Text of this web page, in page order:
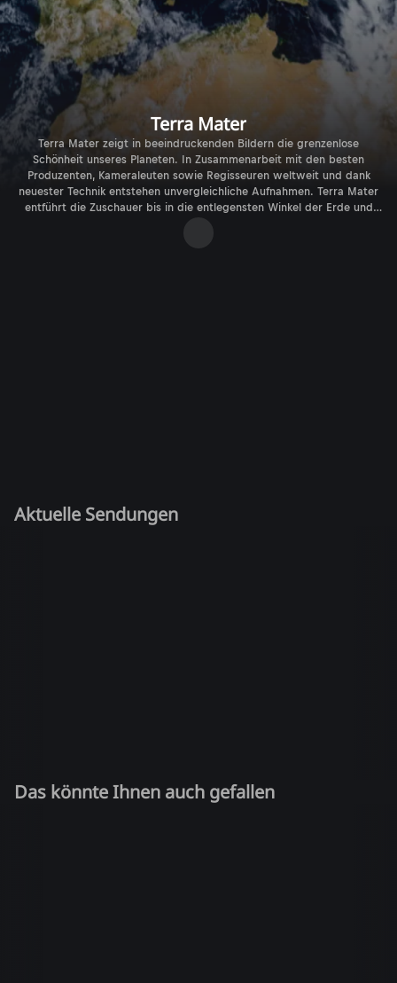
Terra Mater
Terra Mater zeigt in beeindruckenden Bildern die grenzenlose
Schönheit unseres Planeten. In Zusammenarbeit mit den besten
Produzenten, Kameraleuten sowie Regisseuren weltweit und dank
neuester Technik entstehen unvergleichliche Aufnahmen. Terra Mater
entführt die Zuschauer bis in die entlegensten Winkel der Erde und
bringt faszinierende Lebensräume beinahe spürbar nah. Die besten
Sendungen bei ServusTV On.
Aktuelle Sendungen
Das könnte Ihnen auch gefallen